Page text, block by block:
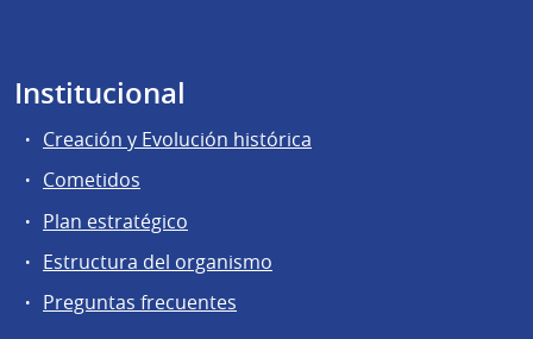
Institucional
Creación y Evolución histórica
Cometidos
Plan estratégico
Estructura del organismo
Preguntas frecuentes